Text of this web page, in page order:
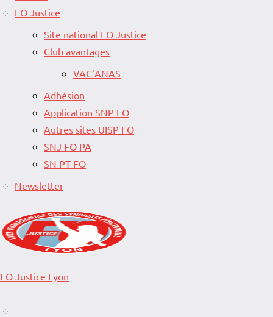
FO Justice
Site national FO Justice
Club avantages
VAC’ANAS
Adhésion
Application SNP FO
Autres sites UISP FO
SNJ FO PA
SN PT FO
Newsletter
FO Justice Lyon